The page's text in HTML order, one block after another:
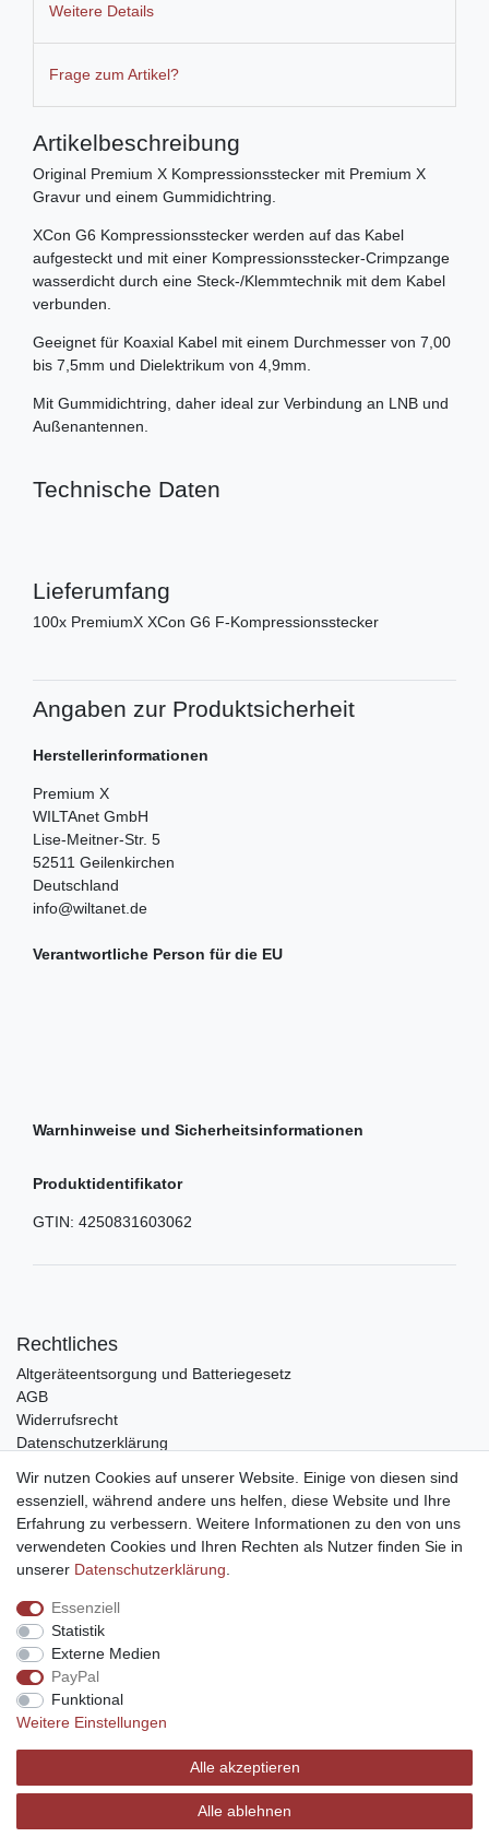
Weitere Details
Frage zum Artikel?
Artikelbeschreibung
Original Premium X Kompressionsstecker mit Premium X
Gravur und einem Gummidichtring.
XCon G6 Kompressionsstecker werden auf das Kabel
aufgesteckt und mit einer Kompressionsstecker-Crimpzange
wasserdicht durch eine Steck-/Klemmtechnik mit dem Kabel
verbunden.
Geeignet für Koaxial Kabel mit einem Durchmesser von 7,00
bis 7,5mm und Dielektrikum von 4,9mm.
Mit Gummidichtring, daher ideal zur Verbindung an LNB und
Außenantennen.
Technische Daten
Lieferumfang
100x PremiumX XCon G6 F-Kompressionsstecker
Angaben zur Produktsicherheit
Herstellerinformationen
Premium X
WILTAnet GmbH
Lise-Meitner-Str. 5
52511 Geilenkirchen
Deutschland
info@wiltanet.de
Verantwortliche Person für die EU
Warnhinweise und Sicherheitsinformationen
Produktidentifikator
GTIN: 4250831603062
Rechtliches
Altgeräteentsorgung und Batteriegesetz
AGB
Widerrufsrecht
Datenschutzerklärung
Impressum
Service
Zahlungsarten
Lieferung und Abholung
Unternehmen
Über uns
Karriere
Kontakt
Wir nutzen Cookies auf unserer Website. Einige von diesen sind
essenziell, während andere uns helfen, diese Website und Ihre
Erfahrung zu verbessern. Weitere Informationen zu den von uns
verwendeten Cookies und Ihren Rechten als Nutzer finden Sie in
unserer Daten­schutz­erklärung
Essenziell
Statistik
Externe Medien
PayPal
Funktional
Weitere Einstellungen
Alle akzeptieren
Alle ablehnen